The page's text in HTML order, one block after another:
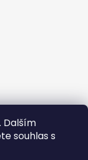
. Dalším
souhlas s